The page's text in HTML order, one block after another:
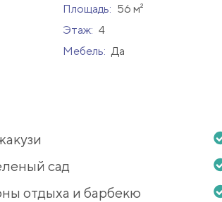
Площадь: 56 м²
Этаж: 4
Мебель: Да
сад
отдыха и барбекю